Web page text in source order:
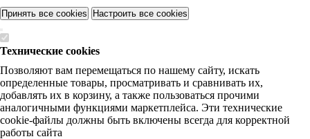
Принять все cookies Настроить все cookies
Технические cookies
Позволяют вам перемещаться по нашему сайту, искать
определенные товары, просматривать и сравнивать их,
добавлять их в корзину, а также пользоваться прочими
аналогичными функциями маркетплейса. Эти технические
cookie-файлы должны быть включены всегда для корректной
работы сайта